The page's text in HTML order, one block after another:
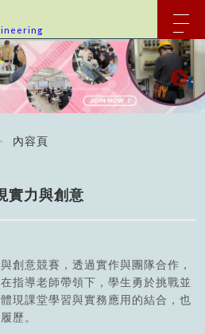
內容頁
實力與創意
創意競賽，透過實作與團隊合作，
指導老師帶領下，學生勇於挑戰並
現課堂學習與實務應用的結合，也
歷。